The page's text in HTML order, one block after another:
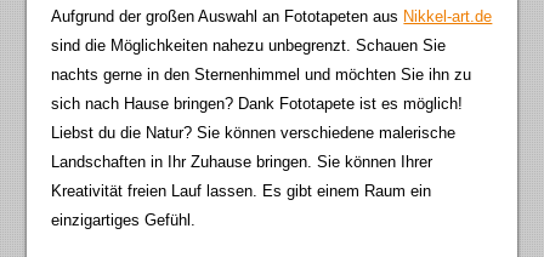
Aufgrund der großen Auswahl an Fototapeten aus Nikkel-art.de
sind die Möglichkeiten nahezu unbegrenzt. Schauen Sie
nachts gerne in den Sternenhimmel und möchten Sie ihn zu
sich nach Hause bringen? Dank Fototapete ist es möglich!
Liebst du die Natur? Sie können verschiedene malerische
Landschaften in Ihr Zuhause bringen. Sie können Ihrer
Kreativität freien Lauf lassen. Es gibt einem Raum ein
einzigartiges Gefühl.